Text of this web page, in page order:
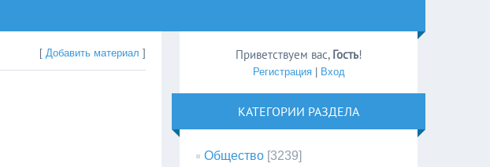
[Добавить материал ] Приветствуем вас, Гость!
Регистрация| Вход
КАТЕГОРИИ РАЗДЕЛА
Общество [3239]